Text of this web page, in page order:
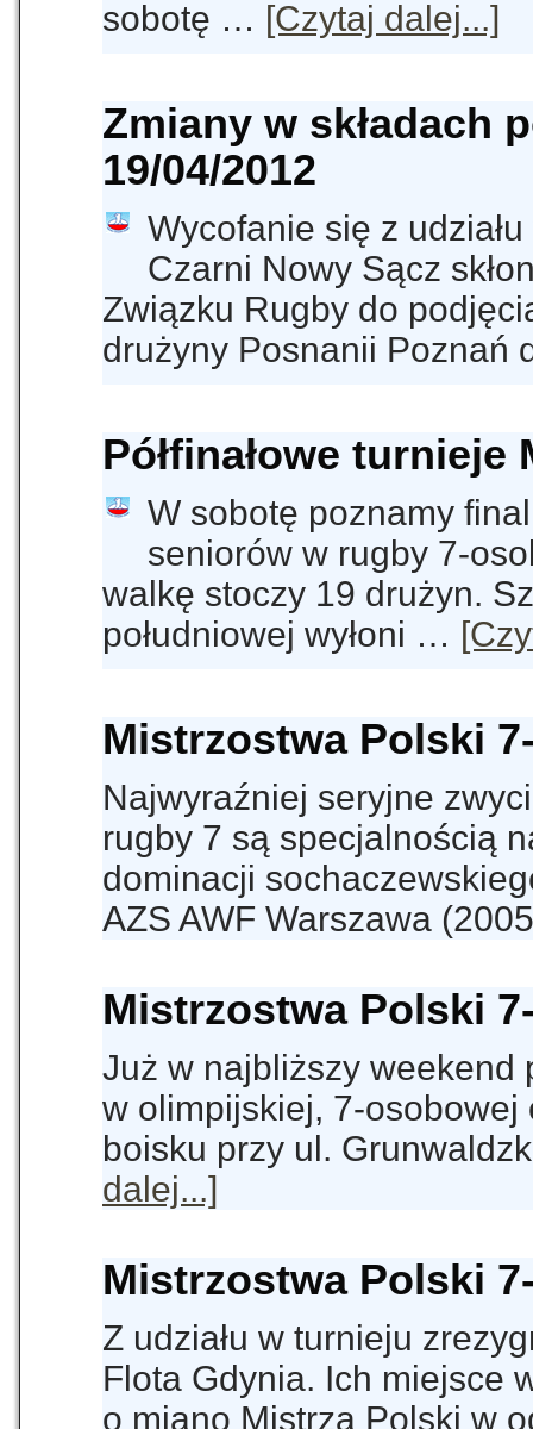
sobotę … [Czytaj dalej...]
Zmiany w składach
19/04/2012
Wycofanie się z udziału
Czarni Nowy Sącz
Związku Rugby do
drużyny Posnanii
Półfinałowe turnieje
W sobotę poznamy
seniorów w rugby 7-
walkę stoczy 19 drużyn.
południowej wyłoni …
Mistrzostwa Polski
Najwyraźniej seryjne
rugby 7 są specjalnością
dominacji
AZS AWF Warszawa
Mistrzostwa Polski
Już w najbliższy weekend
w olimpijskiej, 7-
boisku przy ul.
dalej...]
Mistrzostwa Polski
Z udziału w turnieju
Flota Gdynia. Ich miejsce
o miano Mistrza Polski w